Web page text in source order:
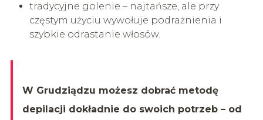
tradycyjne golenie – najtańsze, ale przy
częstym użyciu wywołuje podrażnienia i
szybkie odrastanie włosów.
W Grudziądzu możesz dobrać metodę
depilacji dokładnie do swoich potrzeb – od